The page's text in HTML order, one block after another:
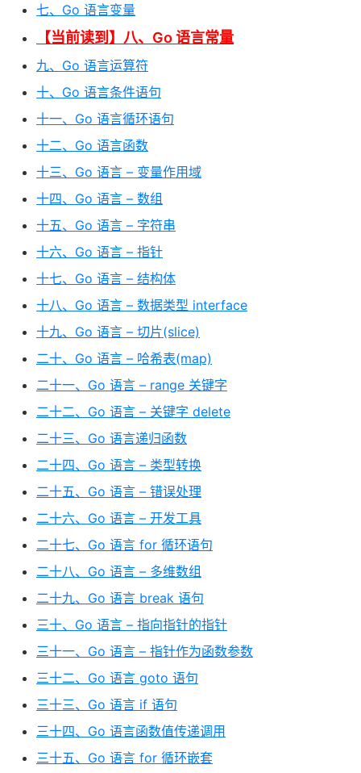
七、Go 语言变量
【当前读到】八、Go 语言常量
九、Go 语言运算符
十、Go 语言条件语句
十一、Go 语言循环语句
十二、Go 语言函数
十三、Go 语言 – 变量作用域
十四、Go 语言 – 数组
十五、Go 语言 – 字符串
十六、Go 语言 – 指针
十七、Go 语言 – 结构体
十八、Go 语言 – 数据类型 interface
十九、Go 语言 – 切片(slice)
二十、Go 语言 – 哈希表(map)
二十一、Go 语言 – range 关键字
二十二、Go 语言 – 关键字 delete
二十三、Go 语言递归函数
二十四、Go 语言 – 类型转换
二十五、Go 语言 – 错误处理
二十六、Go 语言 – 开发工具
二十七、Go 语言 for 循环语句
二十八、Go 语言 – 多维数组
二十九、Go 语言 break 语句
三十、Go 语言 – 指向指针的指针
三十一、Go 语言 – 指针作为函数参数
三十二、Go 语言 goto 语句
三十三、Go 语言 if 语句
三十四、Go 语言函数值传递调用
三十五、Go 语言 for 循环嵌套